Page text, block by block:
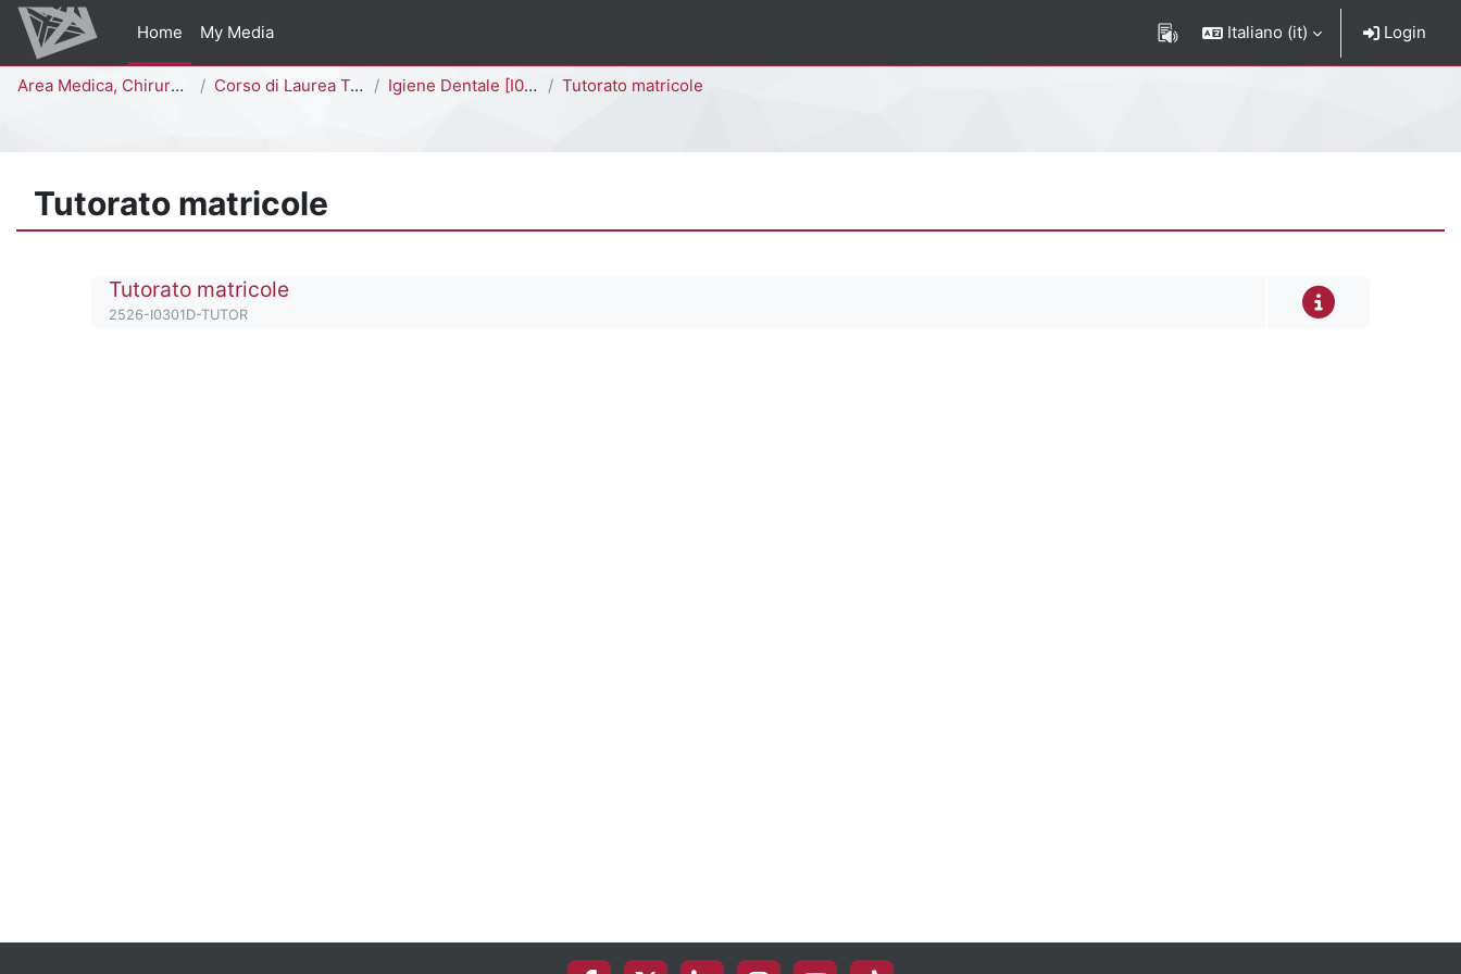
Vai al contenuto principale
Home
My Media Italiano ‎(it)‎ Login
Percorso della paginaArea Medica, Chirurgica e dei Servizi Clinici Corso di Laurea Triennale Igiene Dentale [I0301D] Tutorato matricole
Tutorato matricole
Titolo del corso
Tutorato matricole
Codice identificativo del corso
2526-I0301D-TUTOR